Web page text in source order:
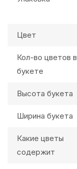
Цвет
Кол-во цветов в
букете
Высота букета
Ширина букета
Какие цветы
содержит